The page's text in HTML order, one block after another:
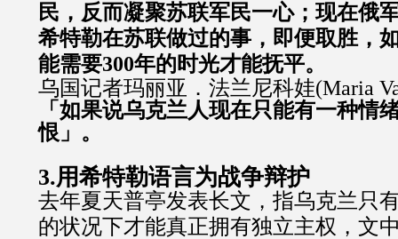
民，反而凝聚苏联军民一心；现在俄
希特勒在苏联做过的事，即便取胜，
能需要300年的时光才能抚平。
乌国记者玛丽亚．法兰尼科娃(Maria
「如果说乌克兰人现在只能有一种情
恨」。
3.用希特勒语言为战争辩护
去年夏天普亭发表长文，指乌克兰只
的状况下才能真正拥有独立主权，文